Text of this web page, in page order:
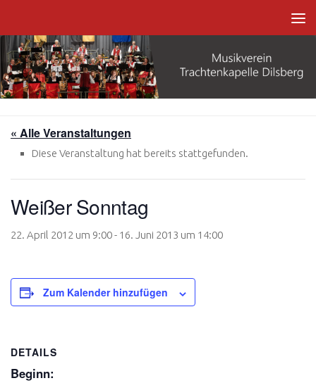
« Alle Veranstaltungen
Diese Veranstaltung hat bereits stattgefunden.
Weißer Sonntag
22. April 2012 um 9:00- 16. Juni 2013 um 14:00
Zum Kalender hinzufügen
DETAILS
Beginn: